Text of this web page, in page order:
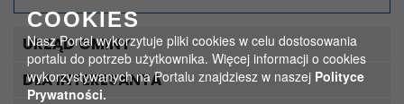
COOKIES
Nasz Portal wykorzytuje pliki cookies w celu dostosowania
portalu do potrzeb użytkownika. Więcej informacji o cookies
wykorzystywanych na Portalu znajdziesz w naszej Polityce
Prywatności.
URZĄD GMINY
DLA INTERESANTA